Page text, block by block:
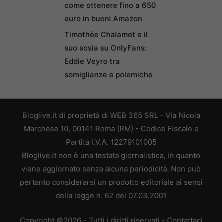
come ottenere fino a 650
euro in buoni Amazon
Timothée Chalamet e il
suo sosia su OnlyFans:
Eddie Veyro tra
somiglianze e polemiche
Bloglive.it di proprietà di WEB 365 SRL - Via Nicola
Marchese 10, 00141 Roma (RM) - Codice Fiscale e
Partita I.V.A. 12279101005
Bloglive.it non è una testata giornalistica, in quanto
viene aggiornato senza alcuna periodicità. Non può
pertanto considerarsi un prodotto editoriale ai sensi
della legge n. 62 del 07.03.2001
Copyright ©2026 - Tutti i diritti riservati - Contattaci